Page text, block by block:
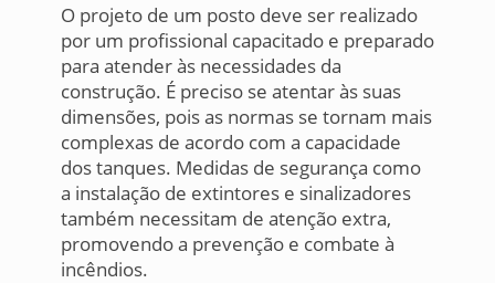
O projeto de um posto deve ser realizado
por um profissional capacitado e preparado
para atender às necessidades da
construção. É preciso se atentar às suas
dimensões, pois as normas se tornam mais
complexas de acordo com a capacidade
dos tanques. Medidas de segurança como
a instalação de extintores e sinalizadores
também necessitam de atenção extra,
promovendo a prevenção e combate à
incêndios.